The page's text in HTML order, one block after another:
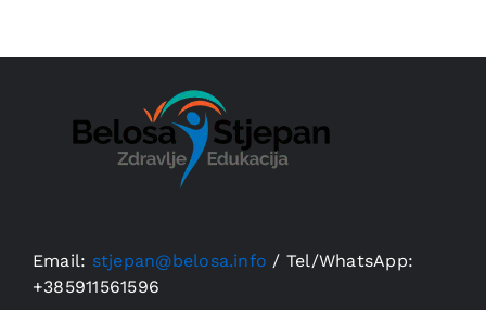
Email: stjepan@belosa.info / Tel/WhatsApp:
+385911561596